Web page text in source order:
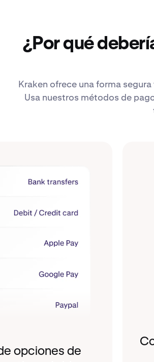
¿Por qué
Kraken ofrece una forma
Usa nuestros métodos de
opciones de